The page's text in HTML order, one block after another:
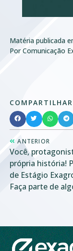
Matéria publicada
PorComunicação
COMPARTILHAR
ANTERIOR
Você,
própria história!
de Estágio
Faça parte de